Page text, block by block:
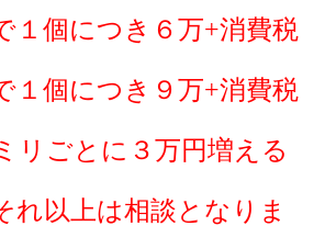
１個につき６万+消費税
１個につき９万+消費税
リごとに３万円増える
れ以上は相談となりま